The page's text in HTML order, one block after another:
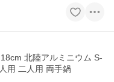
北陸アルミニウム S-
用 二人用 両手鍋